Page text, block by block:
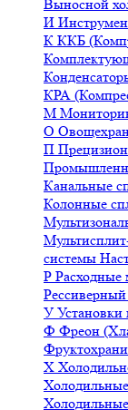
Выносной
И
К ККБ
КРА
М
О
П
Канальные
Колонные
системы
Р Расходные
Рессиверный
У Установки
Ф Фреон
Х